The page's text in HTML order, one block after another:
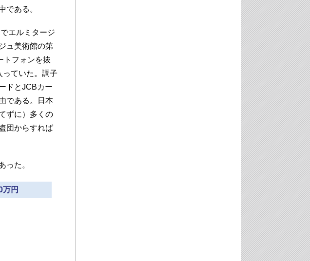
である。
エルミタージ
ュ美術館の第
トフォンを抜
っていた。調子
ドとJCBカー
である。日本
ずに）多くの
団からすれば
った。
万円